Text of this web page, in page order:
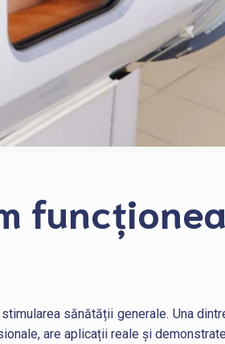
sănătății generale. Una
are aplicații reale și